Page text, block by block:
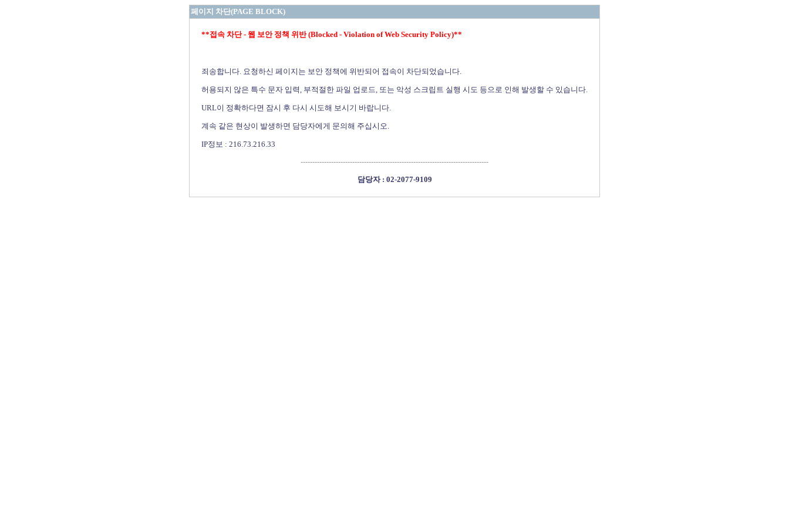
페이지 차단(PAGE BLOCK)
**접속 차단 - 웹 보안 정책 위반 (Blocked - Violation of Web Security Policy)**
죄송합니다. 요청하신 페이지는 보안 정책에 위반되어 접속이 차단되었습니다.
허용되지 않은 특수 문자 입력, 부적절한 파일 업로드, 또는 악성 스크립트 실행 시도 등으로 인해 발생할 수 있습니다.
URL이 정확하다면 잠시 후 다시 시도해 보시기 바랍니다.
계속 같은 현상이 발생하면 담당자에게 문의해 주십시오.
IP정보 : 216.73.216.33
--------------------------------------------------------------------------------
담당자 : 02-2077-9109